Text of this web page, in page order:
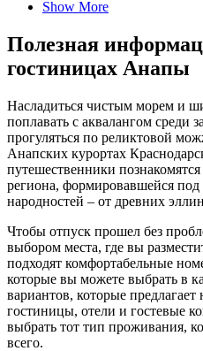
Show More
Полезная
гостиницах Анапы
Насладиться чистым морем и
поплавать с аквалангом среди
прогуляться по реликтовой
Анапских курортах
путешественники
региона, формировавшейся
народностей – от древних
Чтобы отпуск прошел без
выбором места, где вы
подходят комфортабельные
которые вы можете выбрать в
вариантов, которые предлагает
гостиницы, отели и гостевые
выбрать тот тип проживания,
всего.